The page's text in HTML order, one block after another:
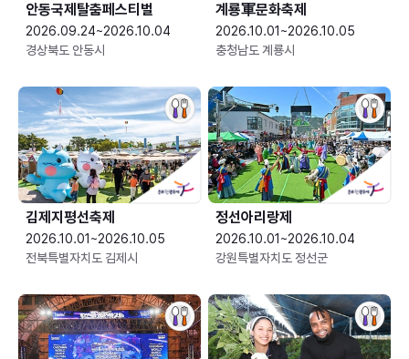
안동국제탈춤페스티벌
2026.09.24~2026.10.04
경상북도 안동시
2026.10.01~2026.10.05
충청남도 계룡시
김제지평선축제
2026.10.01~2026.10.05
전북특별자치도 김제시
정선아리랑제
2026.10.01~2026.10.04
강원특별자치도 정선군